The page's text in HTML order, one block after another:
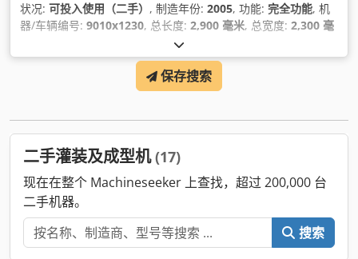
状况: 可投入使用（二手） , 制造年份: 2005, 功能: 完全功能, 机
器/车辆编号: 9010x1230, 总长度: 2,900 毫米, 总宽度: 2,300 毫
, 输入电流类型:
作业宽度:1,200 毫米, 皮带宽度:1,200 毫米,
保存搜索
二手灌装及成型机(17)
现在在整个 Machineseeker 上查找，超过 200,000 台
二手机器。
搜索